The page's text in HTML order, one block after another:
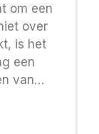
om een
over
is het
een
van…